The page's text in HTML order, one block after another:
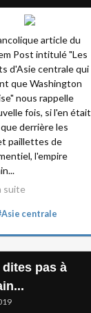
article du
Post intitulé "Les
d'Asie centrale qui
que Washington
nous rappelle
fois, si l'en était
derrière les
paillettes de
l'empire
suite
centrale
dites pas à